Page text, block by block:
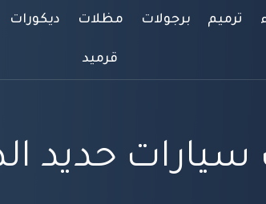
ترميم برجولات مظلات ديكورات
قرميد
حديد